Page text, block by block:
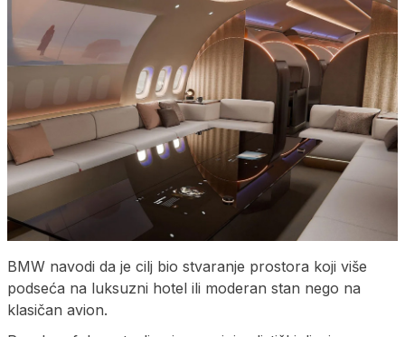
BMW navodi da je cilj bio stvaranje prostora koji više
podseća na luksuzni hotel ili moderan stan nego na
klasičan avion.